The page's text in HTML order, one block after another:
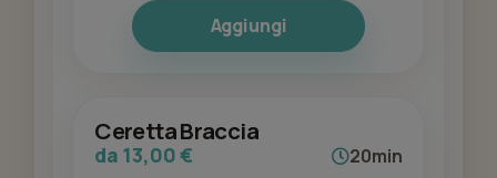
Aggiungi
Ceretta Braccia
da 13,00 € 20min